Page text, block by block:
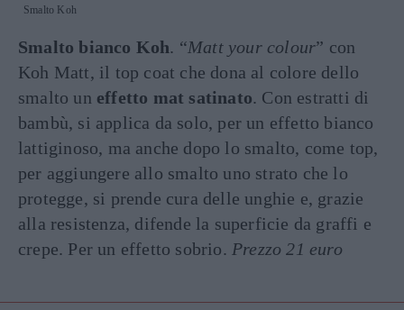
Smalto Koh
Smalto bianco Koh. “Matt your colour” con
Koh Matt, il top coat che dona al colore dello
smalto un effetto mat satinato. Con estratti di
bambù, si applica da solo, per un effetto bianco
lattiginoso, ma anche dopo lo smalto, come top,
per aggiungere allo smalto uno strato che lo
protegge, si prende cura delle unghie e, grazie
alla resistenza, difende la superficie da graffi e
crepe. Per un effetto sobrio. Prezzo 21 euro